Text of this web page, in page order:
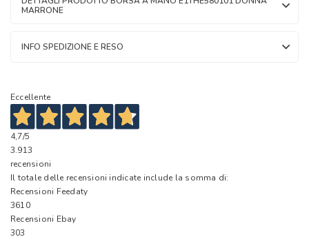
MARRONE
INFO SPEDIZIONE E RESO
Eccellente
4,7/5
3.913
recensioni
Il totale delle recensioni indicate include la somma di:
Recensioni Feedaty
3610
Recensioni Ebay
303